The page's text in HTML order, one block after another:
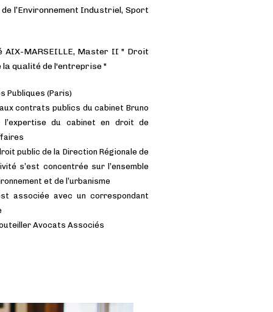
l’Environnement Industriel​, Sport
AIX-MARSEILLE, Master II " Droit
la qualité de l'entreprise "
Publiques (Paris)
contrats publics du cabinet Bruno
du cabinet en droit de
public de la Direction Régionale de
s’est concentrée sur l’ensemble
et de l’urbanisme
associée avec un correspondant
Avocats Associés